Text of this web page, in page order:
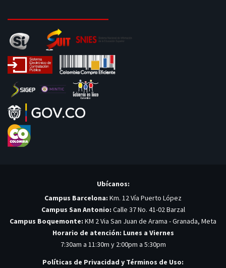
Ubícanos:
Campus Barcelona: Km. 12 Vía Puerto López
Campus San Antonio: Calle 37 No. 41-02 Barzal
Campus Boquemonte: KM 2 Via San Juan de Arama - Granada, Meta
Horario de atención: Lunes a Viernes
7:30am a 11:30m y 2:00pm a 5:30pm
Políticas de Privacidad y Términos de Uso: